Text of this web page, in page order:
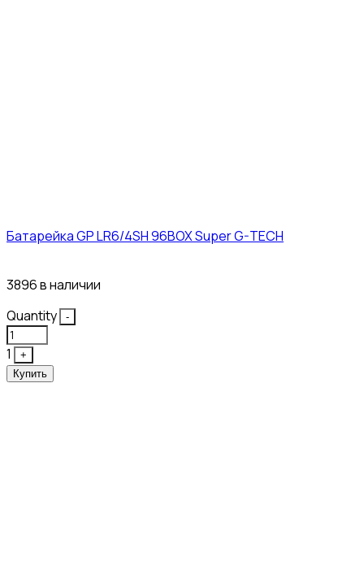
Батарейка GP LR6/4SH 96BOX Super G-TECH
3896 в наличии
Quantity
-
1
+
Купить